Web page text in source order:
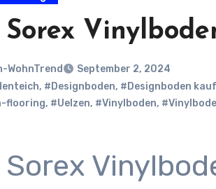
Sorex
WohnTrend
September 2, 2024
, #Designboden, #Designboden
flooring, #Uelzen, #Vinylboden,
Sorex